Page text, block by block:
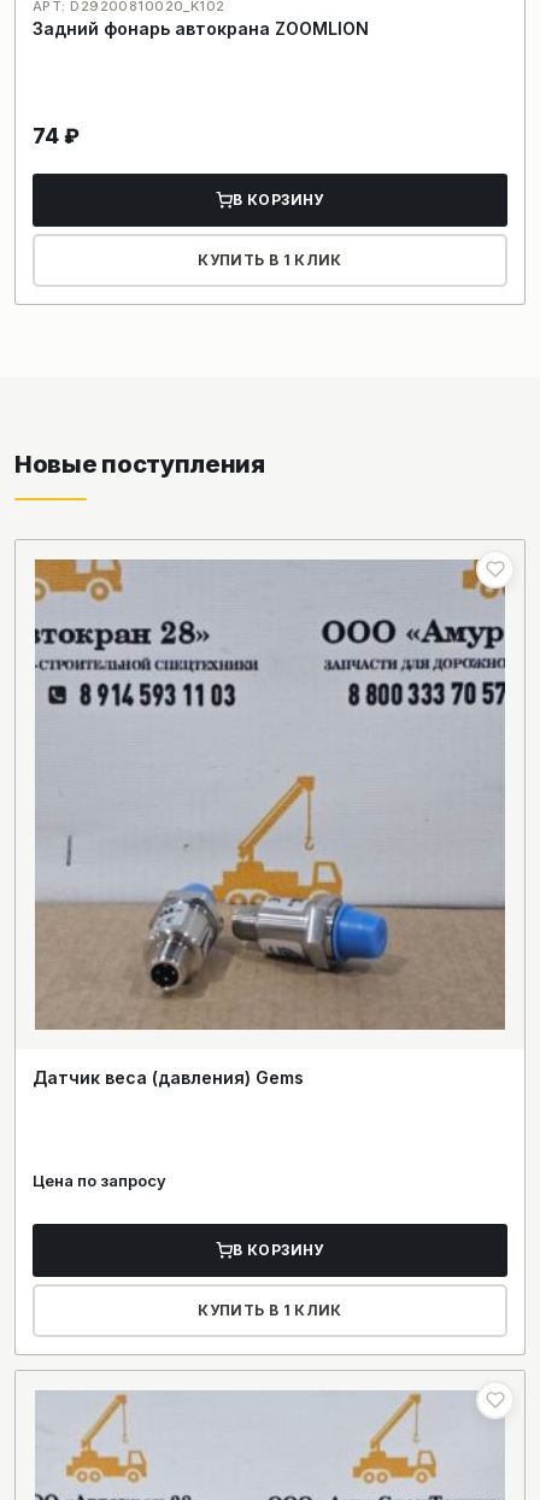
АРТ: D29200810020_K102
Задний фонарь автокрана ZOOMLION
74 ₽
В КОРЗИНУ
КУПИТЬ В 1 КЛИК
Новые поступления
Датчик веса (давления) Gems
Цена по запросу
В КОРЗИНУ
КУПИТЬ В 1 КЛИК